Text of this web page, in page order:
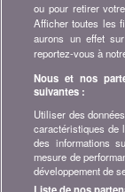
A propos de
Qui est bonus.ch
Demande de
Toutes les infos sur
ou pour retirer
Afficher toutes les
aurons un effet
reportez-vous à
Nous et nos
suivantes :
Utiliser des
caractéristiques de
des informations
mesure de
développement de
Liste de nos